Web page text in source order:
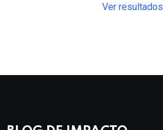
Ver resultados